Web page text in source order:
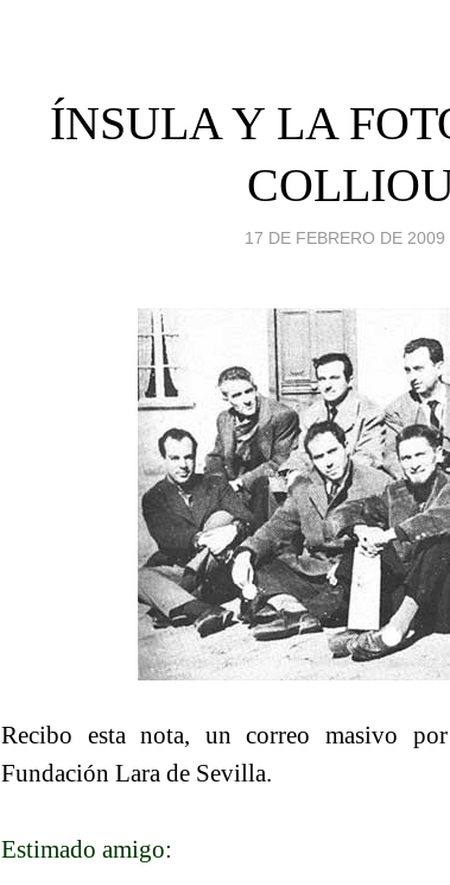
ÍNSULA Y LA
17 DE FEBRERO DE 2009
Recibo esta nota, un correo masivo
Fundación Lara de Sevilla.
Estimado amigo: